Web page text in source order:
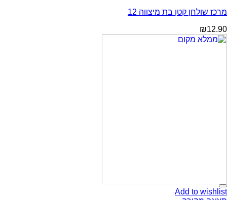
מרכז שולחן קטן בת מיצווה 12
₪12.90
Add to wishlist